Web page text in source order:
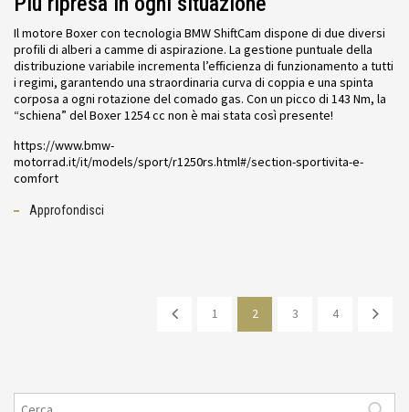
Il motore Boxer con tecnologia BMW ShiftCam dispone di due diversi
profili di alberi a camme di aspirazione. La gestione puntuale della
distribuzione variabile incrementa l’efficienza di funzionamento a tutti
i regimi, garantendo una straordinaria curva di coppia e una spinta
corposa a ogni rotazione del comado gas. Con un picco di 143 Nm, la
“schiena” del Boxer 1254 cc non è mai stata così presente!
https://www.bmw-
motorrad.it/it/models/sport/r1250rs.html#/section-sportivita-e-
comfort
Approfondisci
1 2 3 4